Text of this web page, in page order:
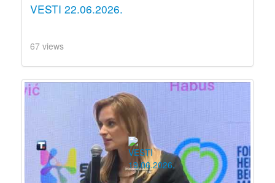
VESTI 22.06.2026.
67 views